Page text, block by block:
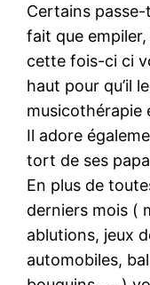
Certains
fait que
cette fois-ci ci
haut pour qu’il
musicothérapie
Il adore
tort de ses
En plus de
derniers mois (
ablutions, jeux
automobiles,